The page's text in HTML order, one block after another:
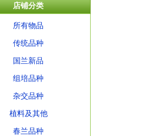
店铺分类
所有物品
传统品种
国兰新品
组培品种
杂交品种
植料及其他
春兰品种